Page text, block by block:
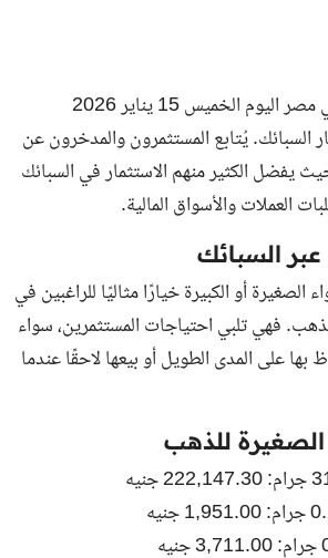
تشهد أسواق الذهب في مصر اليوم الخميس 15 يناير 2026
السبائك. يُتابع المستثمرون والمدخرون عن
يفضل الكثير منهم الاستثمار في السبائك
العملات والأسواق المالية.
السبائك
أو الكبيرة خيارًا مثاليًا للراغبين في
فهي تلبي احتياجات المستثمرين، سواء
على المدى الطويل أو بيعها لاحقًا عندما
للذهب